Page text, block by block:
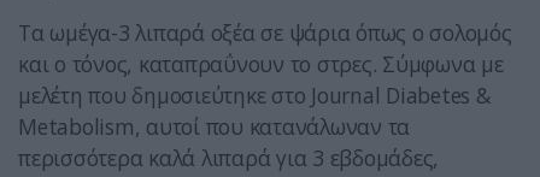
Τα ωμέγα-3 λιπαρά οξέα σε ψάρια όπως ο σολομός
και ο τόνος, καταπραΰνουν το στρες. Σύμφωνα με
μελέτη που δημοσιεύτηκε στο Journal Diabetes &
Metabolism, αυτοί που κατανάλωναν τα
περισσότερα καλά λιπαρά για 3 εβδομάδες,